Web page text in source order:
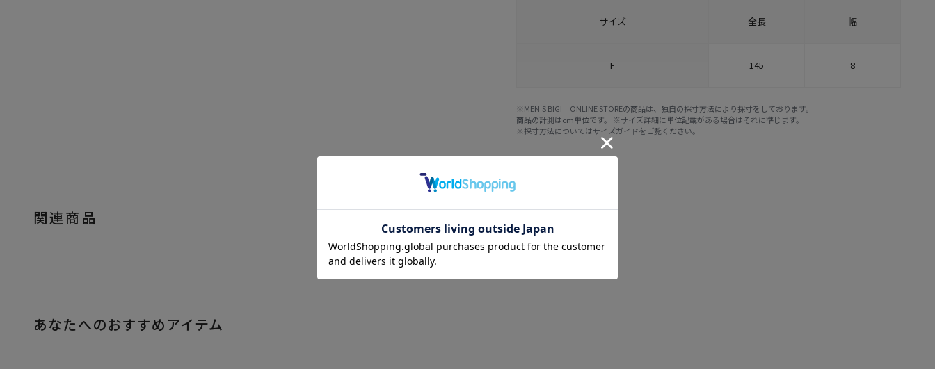
サイズ 全長 幅
F 145 8
※MEN'S BIGI ONLINE STOREの商品は、独自の採寸方法により採寸をしております。
商品の計測はcm単位です。 ※サイズ詳細に単位記載がある場合はそれに準じます。
※採寸方法についてはサイズガイドをご覧ください。
関連商品
あなたへのおすすめアイテム